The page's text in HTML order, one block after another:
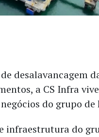
desalavancagem
a CS Infra
do grupo de
infraestrutura do